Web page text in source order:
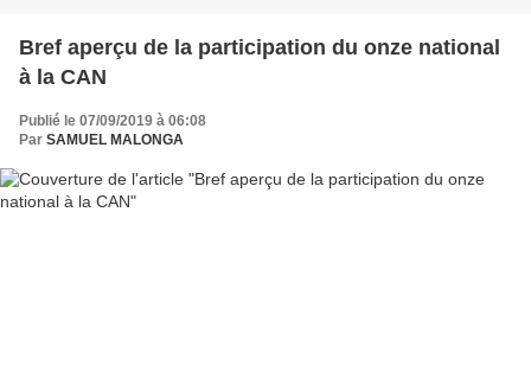
Bref aperçu de la participation du onze national
à la CAN
Publié le 07/09/2019 à 06:08
Par SAMUEL MALONGA